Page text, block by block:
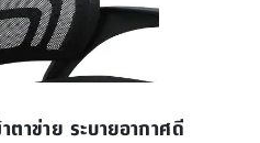
ตาข่าย ระบายอากาศดี